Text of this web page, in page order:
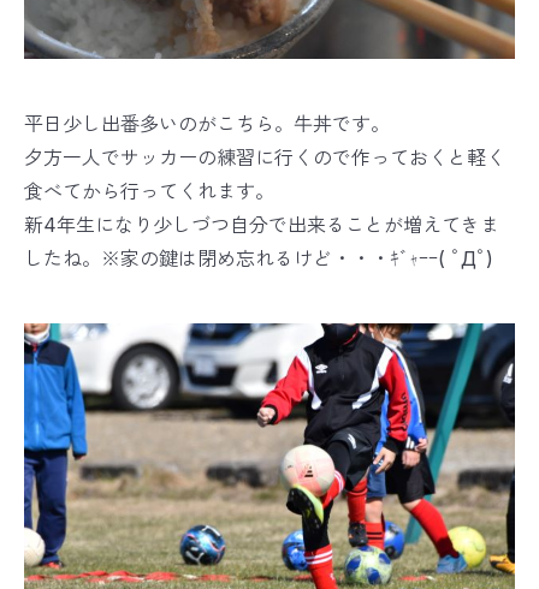
平日少し出番多いのがこちら。牛丼です。
夕方一人でサッカーの練習に行くので作っておくと軽く
食べてから行ってくれます。
新4年生になり少しづつ自分で出来ることが増えてきま
したね。※家の鍵は閉め忘れるけど・・・ｷﾞｬｰｰ( ﾟДﾟ)